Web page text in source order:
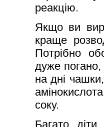
реакцію.
Якщо ви
краще
Потрібно
дуже
на дні
соку.
Багато